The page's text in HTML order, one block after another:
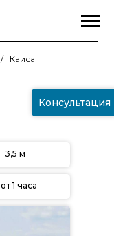
/ Каиса
3,5 м
от 1 часа
Консультация